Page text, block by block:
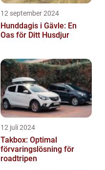
12 september 2024
Hunddagis i Gävle: En
Oas för Ditt Husdjur
12 juli 2024
Takbox: Optimal
förvaringslösning för
roadtripen